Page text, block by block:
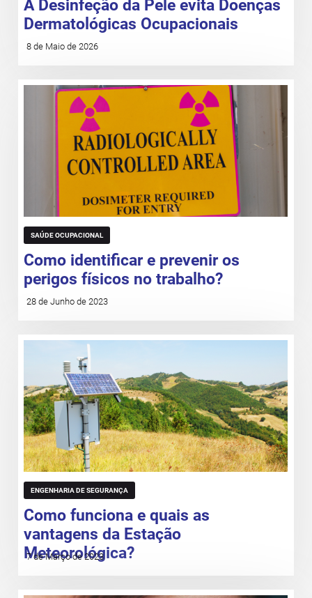
A Desinfeção da Pele evita Doenças
Dermatológicas Ocupacionais
8 de Maio de 2026
SAÚDE OCUPACIONAL
Como identificar e prevenir os
perigos físicos no trabalho?
28 de Junho de 2023
ENGENHARIA DE SEGURANÇA
Como funciona e quais as
vantagens da Estação
Meteorológica?
7 de Março de 2023